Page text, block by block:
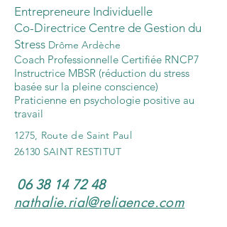
Entrepreneure Individuelle
Co-Directrice Centre de Gestion du
Stress Drôme Ardèche
Coach Professionnelle Certifiée RNCP7
Instructrice MBSR (réduction du stress
basée sur la pleine conscience)
Praticienne en psychologie positive au
travail
1275, Route de Saint Paul
26130 SAINT RESTITUT
06 38 14 72 48
nathalie.rial@reliaence.com